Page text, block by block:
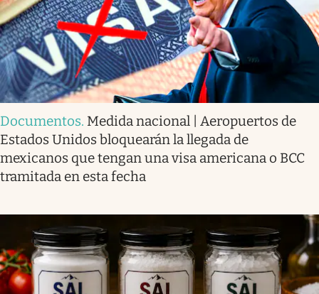
Documentos. Medida nacional | Aeropuertos de
Estados Unidos bloquearán la llegada de
mexicanos que tengan una visa americana o BCC
tramitada en esta fecha